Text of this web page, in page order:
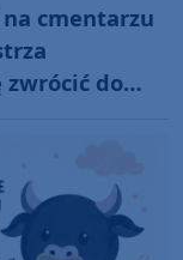
cmentarzu
do